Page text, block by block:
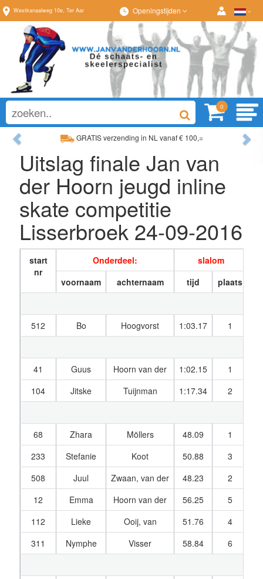
Westkanaalweg 10e, Ter Aar Openingstijden
0
GRATIS verzending in NL vanaf € 100,=
Ruim assortiment, altijd wat naar wens!
Ruim assortiment,
Previous
Uitslag finale Jan van
der Hoorn jeugd inline
skate competitie
Lisserbroek 24-09-2016
start
nr
Onderdeel:
slalom
voornaam
achternaam tijd plaats
512 Bo Hoogvorst 1:03.17 1
41 Guus Hoorn van der 1:02.15 1
104
Jitske Tuijnman 1:17.34 2
68 Zhara Möllers 48.09 1
233
Stefanie Koot 50.88 3
508
Juul Zwaan, van der 48.23 2
12
Emma Hoorn van der 56.25 5
112
Lieke Ooij, van 51.76 4
311
Nymphe Visser 58.84 6